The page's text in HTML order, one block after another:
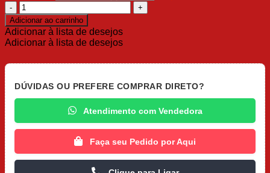
Pijama
Masculino
com
Manga
quantidade
Adicionar ao carrinho
Adicionar à lista de desejos
Adicionar à lista de desejos
DÚVIDAS OU PREFERE COMPRAR DIRETO?
Atendimento com Vendedora
Faça seu Pedido por Aqui